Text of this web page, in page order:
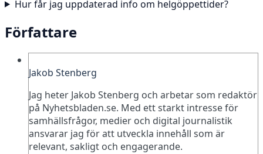
Hur får jag uppdaterad info om helgöppettider?
Författare
Jakob Stenberg
Jag heter Jakob Stenberg och arbetar som redaktör
på Nyhetsbladen.se. Med ett starkt intresse för
samhällsfrågor, medier och digital journalistik
ansvarar jag för att utveckla innehåll som är
relevant, sakligt och engagerande.